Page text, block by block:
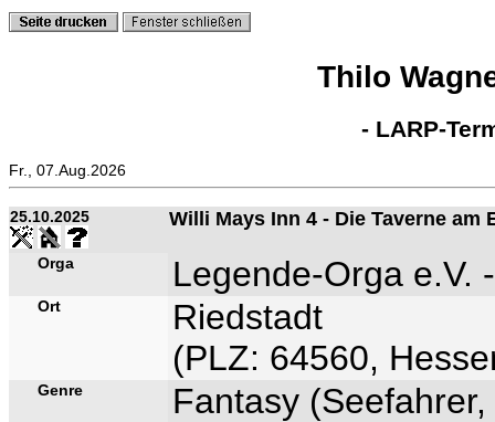
Thilo
- LARP-
Fr., 07.Aug.2026
25.10.2025 Willi Mays Inn 4 - Die Taverne am
Orga Legende-Orga e.V.
Ort
Riedstadt
(PLZ: 64560,
Genre Fantasy